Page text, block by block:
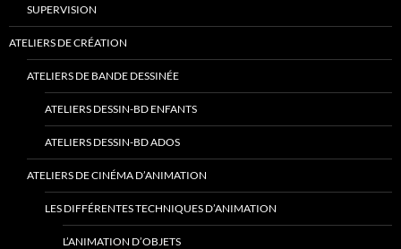
SUPERVISION
ATELIERS DE CRÉATION
ATELIERS DE BANDE DESSINÉE
ATELIERS DESSIN-BD ENFANTS
ATELIERS DESSIN-BD ADOS
ATELIERS DE CINÉMA D’ANIMATION
LES DIFFÉRENTES TECHNIQUES D’ANIMATION
L’ANIMATION D’OBJETS